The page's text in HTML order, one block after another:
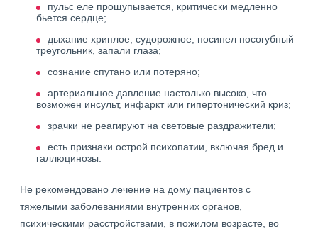
пульс еле прощупывается, критически медленно
бьется сердце;
дыхание хриплое, судорожное, посинел носогубный
треугольник, запали глаза;
сознание спутано или потеряно;
артериальное давление настолько высоко, что
возможен инсульт, инфаркт или гипертонический криз;
зрачки не реагируют на световые раздражители;
есть признаки острой психопатии, включая бред и
галлюцинозы.
Не рекомендовано лечение на дому пациентов с
тяжелыми заболеваниями внутренних органов,
психическими расстройствами, в пожилом возрасте, во